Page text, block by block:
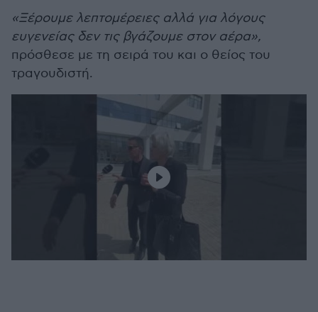
«Ξέρουμε λεπτομέρειες αλλά για λόγους
ευγενείας δεν τις βγάζουμε στον αέρα»,
πρόσθεσε με τη σειρά του και ο θείος του
τραγουδιστή.